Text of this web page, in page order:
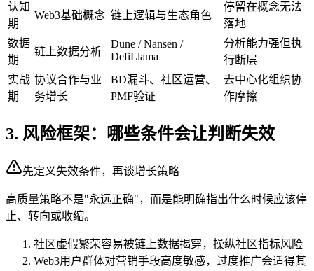
认知
期
Web3基础概念 链上逻辑与生态角色
停留在概念无法
落地
数据
期
链上数据分析
Dune / Nansen /
DefiLlama
分析能力强但执
行断层
实战
期
协议合作与业
务增长
BD漏斗、社区运营、
PMF验证
去中心化组织协
作摩擦
3. 风险框架：哪些条件会让判断失效
先定义失效条件，再谈增长策略
高质量策略不是"永远正确"，而是能明确指出什么时候应该停
止、转向或收缩。
社区虚假繁荣容易被链上数据揭穿，操纵社区指标风险
Web3用户群体对营销手段高度敏感，过度推广会适得其